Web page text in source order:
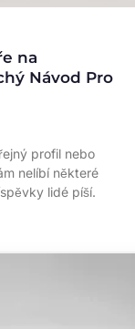
na
Návod Pro
profil nebo
nelíbí některé
lidé píší.